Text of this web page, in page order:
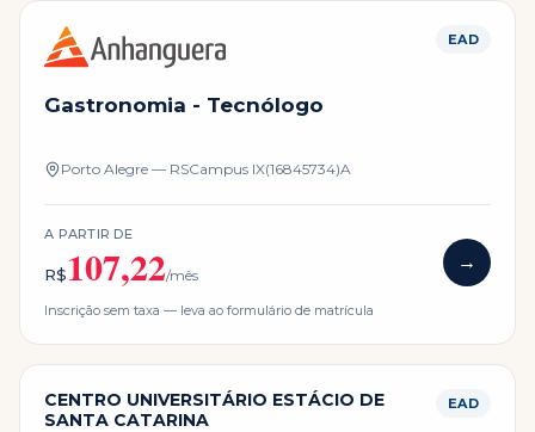
EAD
Gastronomia - Tecnólogo
Porto Alegre — RSCampus IX(16845734)A
A PARTIR DE
R$107,22/mês
→
Inscrição sem taxa — leva ao formulário de matrícula
CENTRO UNIVERSITÁRIO ESTÁCIO DE
SANTA CATARINA
EAD